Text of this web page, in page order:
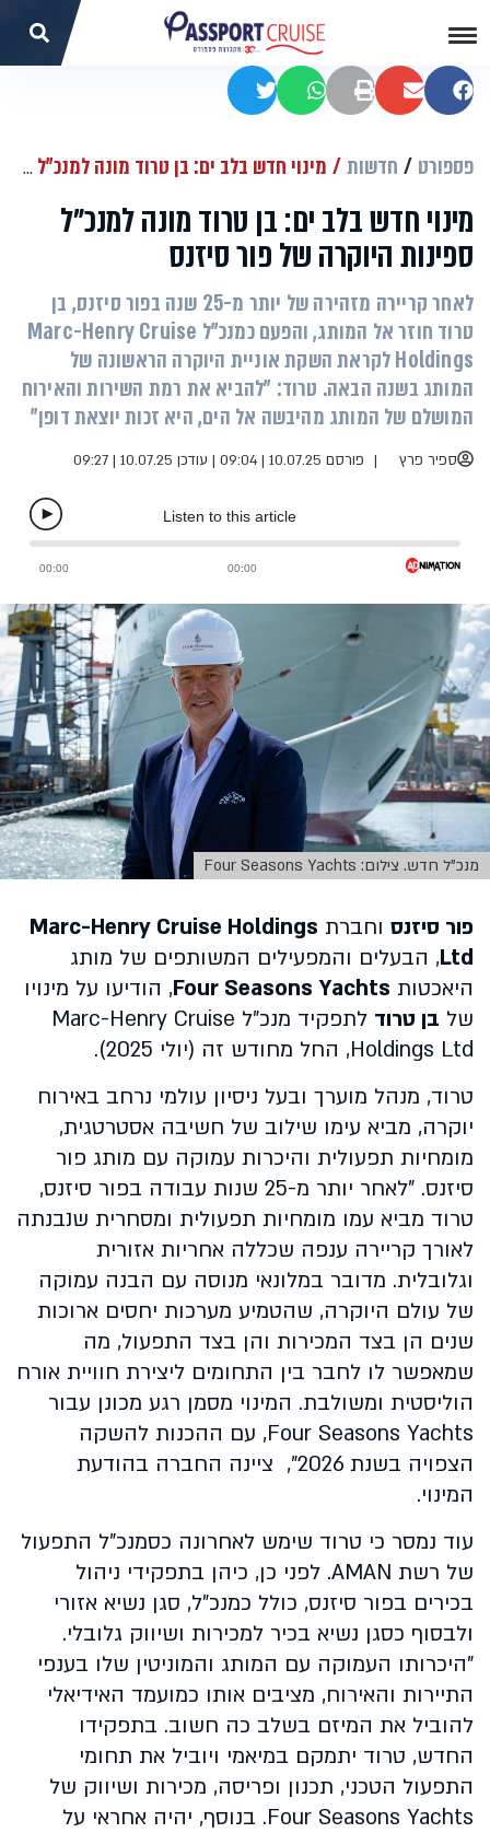
שתפו בפייסבוק
שתפו במיילהדפסהשתפו בוואטסאפשתפו בטוויטר
פספורט חדשות מינוי חדש בלב ים: בן טרוד מונה למנכ"ל ספינות היוקרה של פור סיזנס
מינוי חדש בלב ים: בן טרוד מונה למנכ"ל
ספינות היוקרה של פור סיזנס
לאחר קריירה מזהירה של יותר מ-25 שנה בפור סיזנס, בן
טרוד חוזר אל המותג, והפעם כמנכ"ל Marc-Henry Cruise
Holdings לקראת השקת אוניית היוקרה הראשונה של
המותג בשנה הבאה. טרוד: "להביא את רמת השירות והאירוח
המושלם של המותג מהיבשה אל הים, היא זכות יוצאת דופן"
ספיר פרץ פורסם 10.07.25 | 09:04 | עודכן 10.07.25 | 09:27
מנכ"ל חדש. צילום: Four Seasons Yachts
פור סיזנס וחברת Marc-Henry Cruise Holdings
Ltd, הבעלים והמפעילים המשותפים של מותג
היאכטות Four Seasons Yachts, הודיעו על מינויו
של בן טרוד
לתפקיד מנכ"ל Marc-Henry Cruise
Holdings Ltd, החל מחודש זה (יולי 2025).
טרוד, מנהל מוערך ובעל ניסיון עולמי נרחב באירוח
יוקרה, מביא עימו שילוב של חשיבה אסטרטגית,
מומחיות תפעולית והיכרות עמוקה עם מותג פור
סיזנס. "לאחר יותר מ-25 שנות עבודה בפור סיזנס,
טרוד מביא עמו מומחיות תפעולית ומסחרית שנבנתה
לאורך קריירה ענפה שכללה אחריות אזורית
וגלובלית. מדובר במלונאי מנוסה עם הבנה עמוקה
של עולם היוקרה, שהטמיע מערכות יחסים ארוכות
שנים הן בצד המכירות והן בצד התפעול, מה
שמאפשר לו לחבר בין התחומים ליצירת חוויית אורח
הוליסטית ומשולבת. המינוי מסמן רגע מכונן עבור
Four Seasons Yachts, עם ההכנות להשקה
הצפויה בשנת 2026", ציינה החברה בהודעת
המינוי.
עוד נמסר כי טרוד שימש לאחרונה כסמנכ"ל התפעול
של רשת AMAN. לפני כן, כיהן בתפקידי ניהול
בכירים בפור סיזנס, כולל כמנכ"ל, סגן נשיא אזורי
ולבסוף כסגן נשיא בכיר למכירות ושיווק גלובלי.
"היכרותו העמוקה עם המותג והמוניטין שלו בענפי
התיירות והאירוח, מציבים אותו כמועמד האידיאלי
להוביל את המיזם בשלב כה חשוב. בתפקידו
החדש, טרוד יתמקם במיאמי ויוביל את תחומי
התפעול הטכני, תכנון ופריסה, מכירות ושיווק של
Four Seasons Yachts. בנוסף, יהיה אחראי על